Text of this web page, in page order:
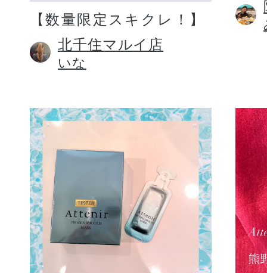
【数量限定スキクレ！】
北千住マルイ店
いな